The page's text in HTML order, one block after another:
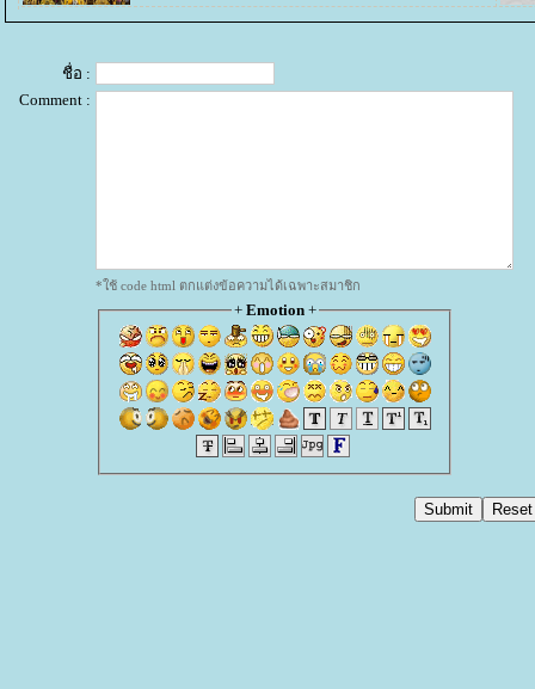
ชื่อ :
Comment :
*ใช้ code html ตกแต่งข้อความได้เฉพาะสมาชิก
+ Emotion+